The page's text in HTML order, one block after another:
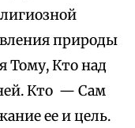
природы
Тому, Кто над
Кто — Сам
ее и цель.